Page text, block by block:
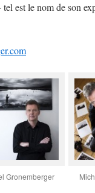
est le nom de son
Gronemberger